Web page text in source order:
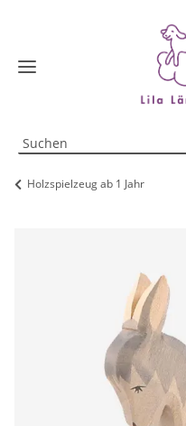
Holzspielzeug ab 1 Jahr